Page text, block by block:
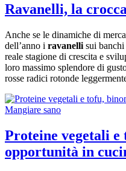
Ravanelli, la
Anche se le dinamiche di
dell’anno i ravanelli sui
reale stagione di crescita e
loro massimo splendore di
rosse radici rotonde
Mangiare sano
Proteine vegetali
opportunità in